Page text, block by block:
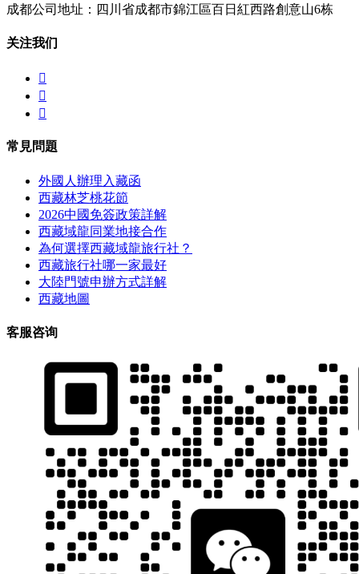
成都公司地址：四川省成都市錦江區百日紅西路創意山6栋
关注我们



常見問題
外國人辦理入藏函
西藏林芝桃花節
2026中國免簽政策詳解
西藏域龍同業地接合作
為何選擇西藏域龍旅行社？
西藏旅行社哪一家最好
大陸門號申辦方式詳解
西藏地圖
客服咨询